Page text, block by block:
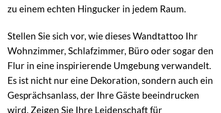
zu einem echten Hingucker in jedem Raum.
Stellen Sie sich vor, wie dieses Wandtattoo Ihr
Wohnzimmer, Schlafzimmer, Büro oder sogar den
Flur in eine inspirierende Umgebung verwandelt.
Es ist nicht nur eine Dekoration, sondern auch ein
Gesprächsanlass, der Ihre Gäste beeindrucken
wird. Zeigen Sie Ihre Leidenschaft für